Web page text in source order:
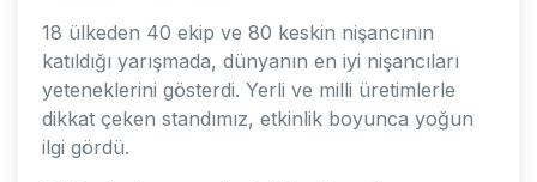
18 ülkeden 40 ekip ve 80 keskin nişancının
katıldığı yarışmada, dünyanın en iyi nişancıları
yeteneklerini gösterdi. Yerli ve milli üretimlerle
dikkat çeken standımız, etkinlik boyunca yoğun
ilgi gördü.